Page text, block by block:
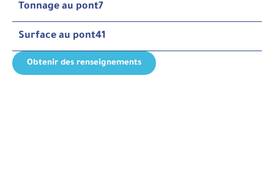
Tonnage au pont7
Surface au pont41
Obtenir des renseignements